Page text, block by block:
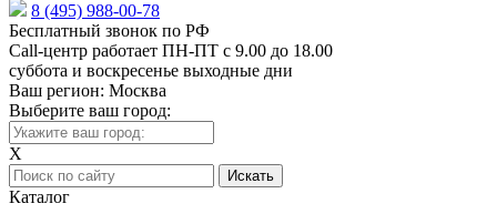
8 (495) 988-00-78
Бесплатный звонок по РФ
Call-центр работает ПН-ПТ с 9.00 до 18.00
суббота и воскресенье выходные дни
Ваш регион: Москва
Выберите ваш город:
X
Каталог